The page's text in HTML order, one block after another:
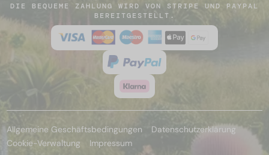
DIE BEQUEME ZAHLUNG WIRD VON STRIPE UND PAYPAL
BEREITGESTELLT.
Allgemeine Geschäftsbedingungen
Datenschutzerklärung
Cookie-Verwaltung
Impressum